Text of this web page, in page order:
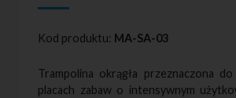
Kod produktu: MA-SA-03
Trampolina okrągła przeznaczona
placach zabaw o intensywnym